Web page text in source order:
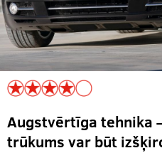
Augstvērtīga tehnika
trūkums var būt